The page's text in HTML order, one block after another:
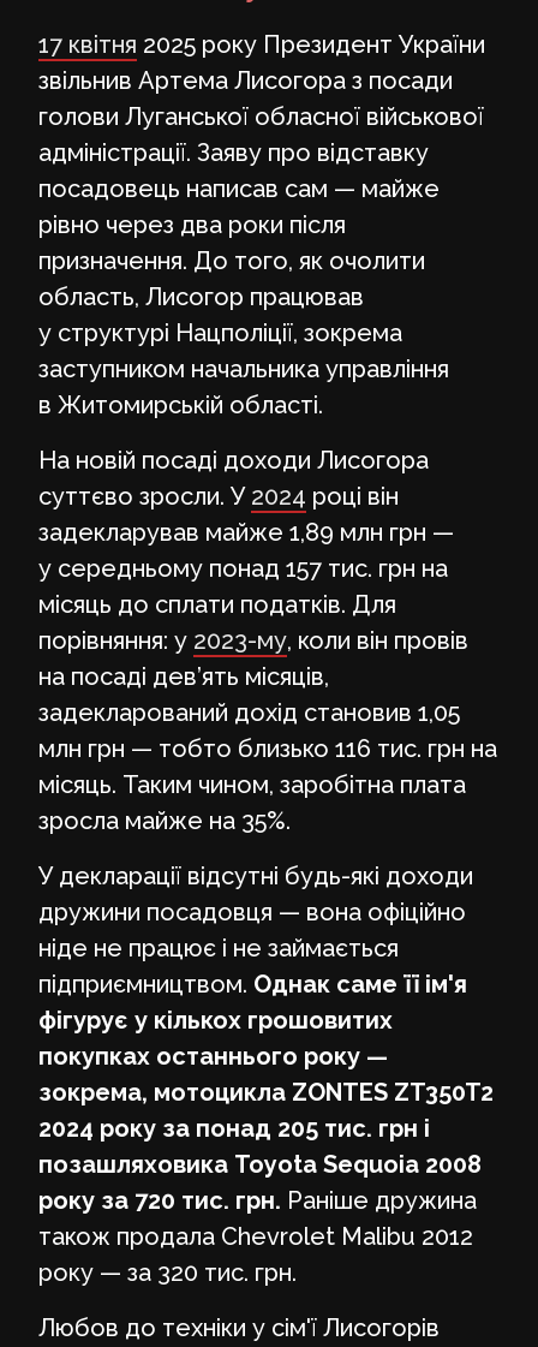
17 квітня 2025 року Президент України
звільнив Артема Лисогора з посади
голови Луганської обласної військової
адміністрації. Заяву про відставку
посадовець написав сам — майже
рівно через два роки після
призначення. До того, як очолити
область, Лисогор працював
у структурі Нацполіції, зокрема
заступником начальника управління
в Житомирській області.
На новій посаді доходи Лисогора
суттєво зросли. У 2024 році він
задекларував майже 1,89 млн грн —
у середньому понад 157 тис. грн на
місяць до сплати податків. Для
порівняння: у 2023-му, коли він провів
на посаді дев’ять місяців,
задекларований дохід становив 1,05
млн грн — тобто близько 116 тис. грн на
місяць. Таким чином, заробітна плата
зросла майже на 35%.
У декларації відсутні будь-які доходи
дружини посадовця — вона офіційно
ніде не працює і не займається
підприємництвом. Однак саме її ім'я
фігурує у кількох грошовитих
покупках останнього року —
зокрема, мотоцикла ZONTES ZT350T2
2024 року за понад 205 тис. грн і
позашляховика Toyota Sequoia 2008
року за 720 тис. грн. Раніше дружина
також продала Chevrolet Malibu 2012
року — за 320 тис. грн.
Любов до техніки у сім'ї Лисогорів